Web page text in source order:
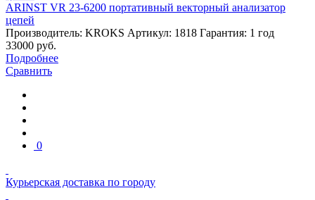
ARINST VR 23-6200 портативный векторный анализатор
цепей
Производитель: KROKS Артикул: 1818 Гарантия: 1 год
33000 руб.
Подробнее
Сравнить
0
Курьерская доставка по городу